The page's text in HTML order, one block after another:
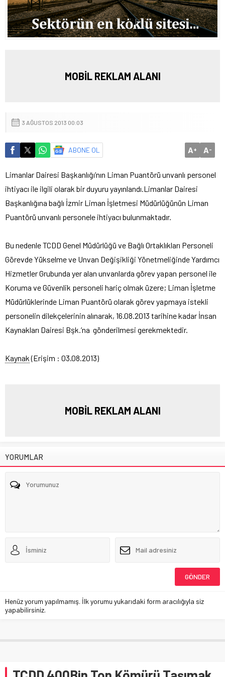
MOBİL REKLAM ALANI
3 AĞUSTOS 2013 00:03
ABONE OL A+ A-
Limanlar Dairesi Başkanlığı’nın Liman Puantörü unvanlı personel
ihtiyacı ile ilgili olarak bir duyuru yayınlandı. Limanlar Dairesi
Başkanlığına bağlı İzmir Liman İşletmesi Müdürlüğünün Liman
Puantörü unvanlı personele ihtiyacı bulunmaktadır.
Bu nedenle TCDD Genel Müdürlüğü ve Bağlı Ortaklıkları Personeli
Görevde Yükselme ve Unvan Değişikliği Yönetmeliğinde Yardımcı
Hizmetler Grubunda yer alan unvanlarda görev yapan personel ile
Koruma ve Güvenlik personeli hariç olmak üzere; Liman İşletme
Müdürlüklerinde Liman Puantörü olarak görev yapmaya istekli
personelin dilekçelerinin alınarak, 16.08.2013 tarihine kadar İnsan
Kaynakları Dairesi Bşk.’na gönderilmesi gerekmektedir.
Kaynak(Erişim : 03.08.2013)
MOBİL REKLAM ALANI
YORUMLAR
Henüz yorum yapılmamış. İlk yorumu yukarıdaki form aracılığıyla siz
yapabilirsiniz.